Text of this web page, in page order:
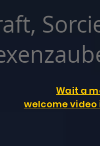
Wait a
welcome